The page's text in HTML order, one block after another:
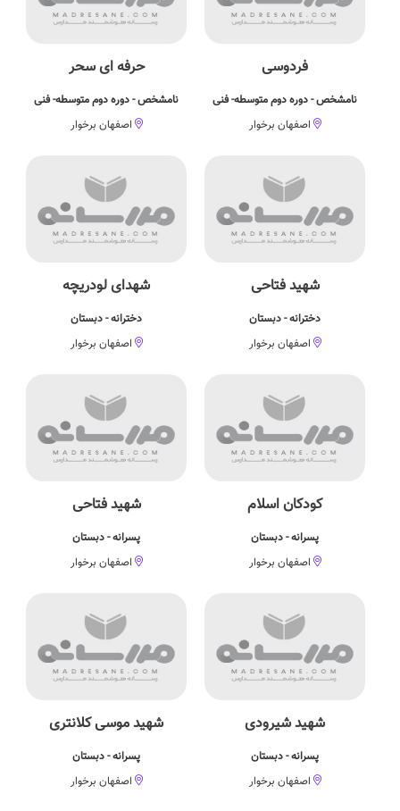
فردوسی
نامشخص - دوره دوم متوسطه- فنی
اصفهان برخوار
حرفه ای سحر
نامشخص - دوره دوم متوسطه- فنی
اصفهان برخوار
شهید فتاحی
دخترانه - دبستان
اصفهان برخوار
شهدای لودریچه
دخترانه - دبستان
اصفهان برخوار
کودکان اسلام
پسرانه - دبستان
اصفهان برخوار
شهید فتاحی
پسرانه - دبستان
اصفهان برخوار
شهید شیرودی
پسرانه - دبستان
اصفهان برخوار
شهید موسی کلانتری
پسرانه - دبستان
اصفهان برخوار